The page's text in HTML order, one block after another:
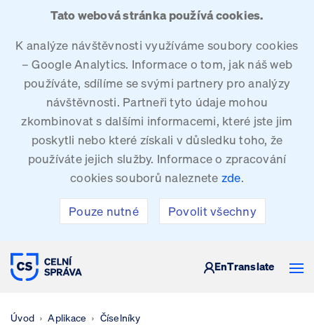
Tato webová stránka používá cookies.
K analýze návštěvnosti využíváme soubory cookies
– Google Analytics. Informace o tom, jak náš web
používáte, sdílíme se svými partnery pro analýzy
návštěvnosti. Partneři tyto údaje mohou
zkombinovat s dalšími informacemi, které jste jim
poskytli nebo které získali v důsledku toho, že
používáte jejich služby. Informace o zpracování
cookies souborů naleznete zde.
Pouze nutné Povolit všechny
CELNÍ SPRÁVA ČESKÉ REPUBLIKY
EnTranslate
Úvod Aplikace Číselníky